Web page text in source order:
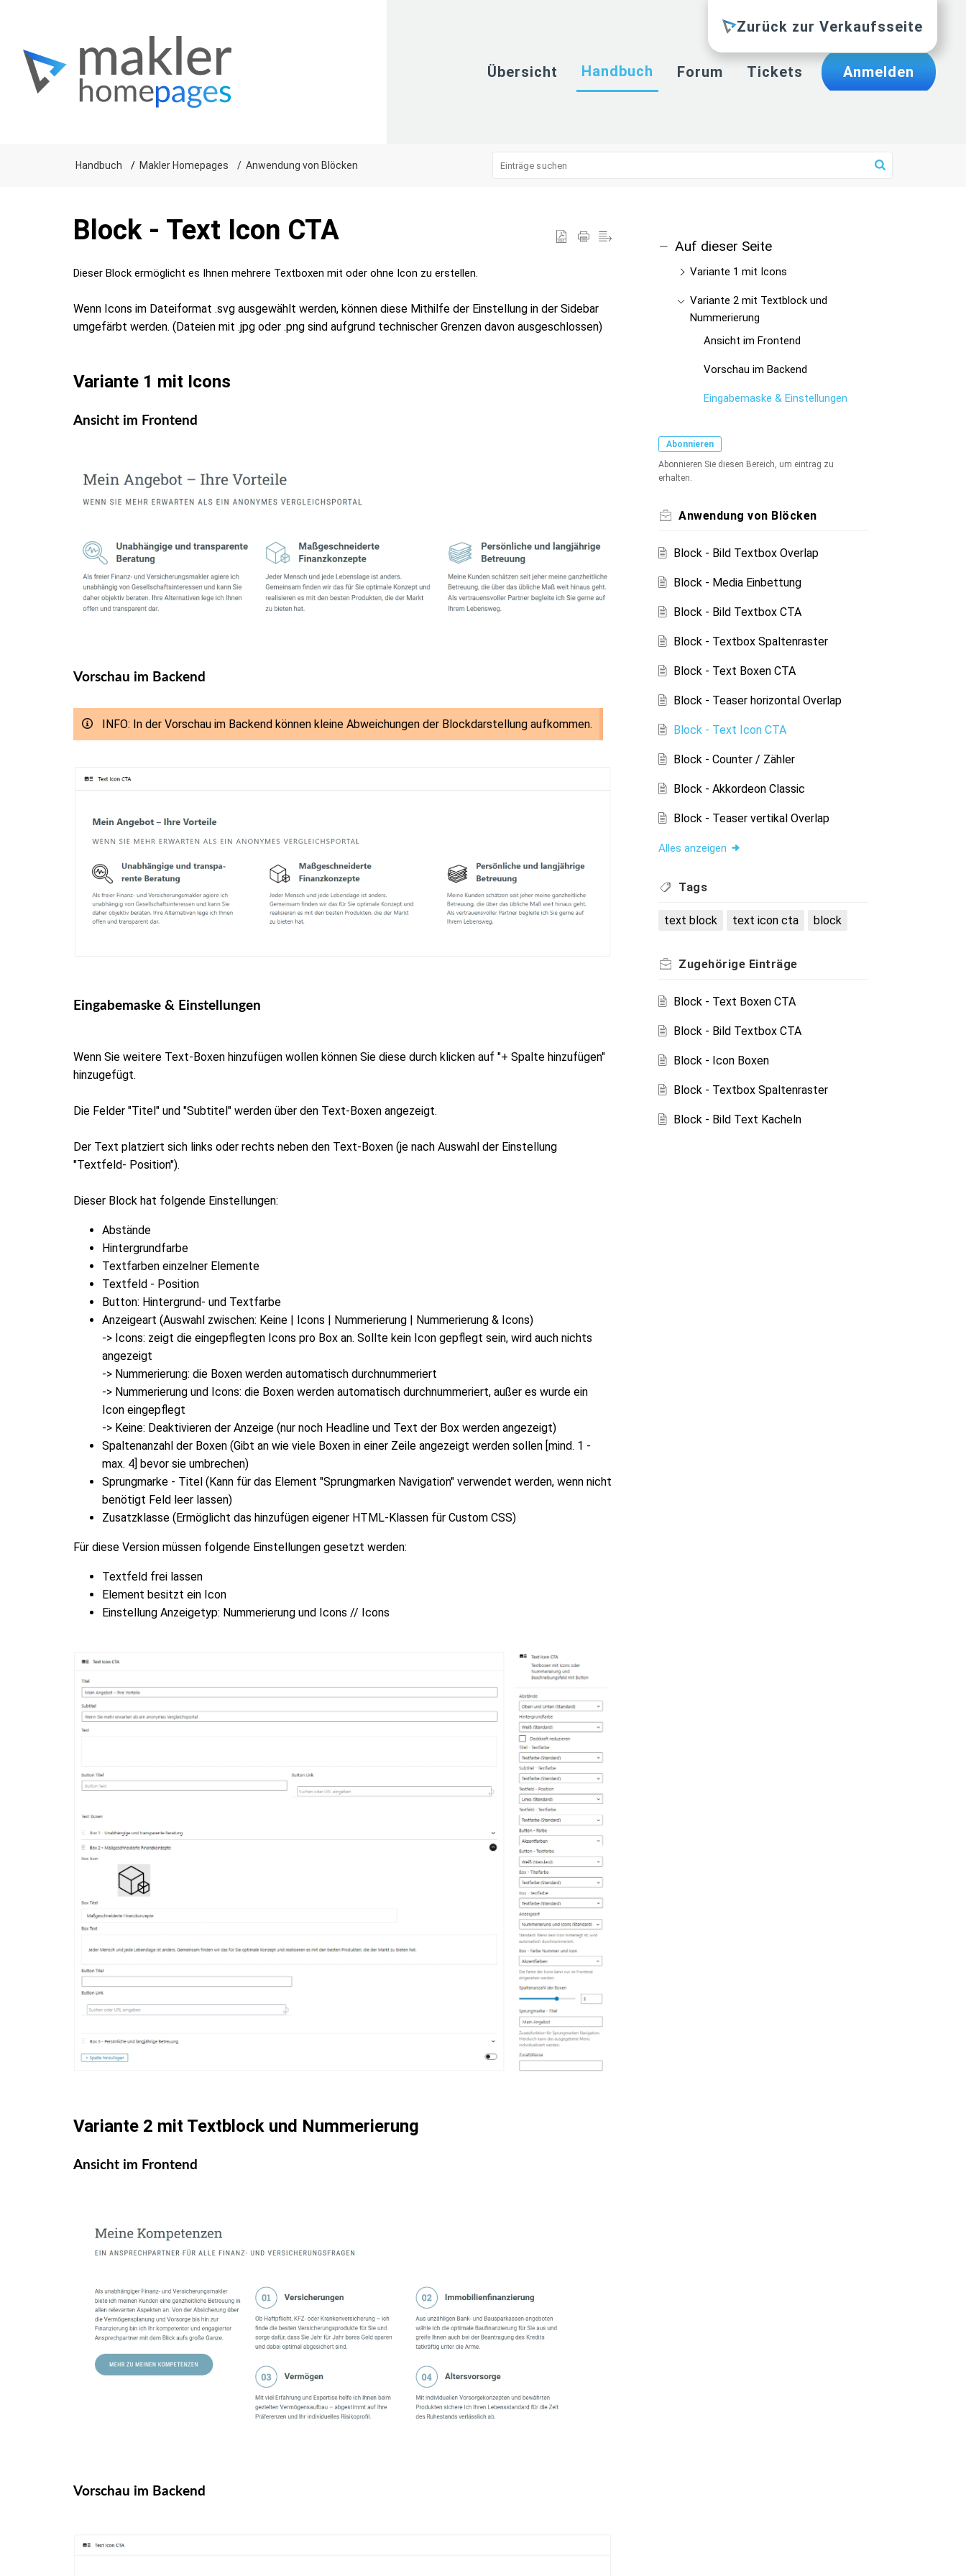
Übersicht Handbuch Forum Tickets Anmelden
Zurück zur Verkaufsseite
Handbuch Makler Homepages Anwendung von Blöcken
Block - Text Icon CTA
Dieser Block ermöglicht es Ihnen mehrere Textboxen mit oder ohne Icon zu erstellen.
Wenn Icons im Dateiformat .svg ausgewählt werden, können diese Mithilfe der Einstellung in der Sidebar
umgefärbt werden. (Dateien mit .jpg oder .png sind aufgrund technischer Grenzen davon ausgeschlossen)
Variante 1 mit Icons
Ansicht im Frontend
Vorschau im Backend
INFO: In der Vorschau im Backend können kleine Abweichungen der Blockdarstellung aufkommen.
Eingabemaske & Einstellungen
Wenn Sie weitere Text-Boxen hinzufügen wollen können Sie diese durch klicken auf "+ Spalte hinzufügen"
hinzugefügt.
Die Felder "Titel" und "Subtitel" werden über den Text-Boxen angezeigt.
Der Text platziert sich links oder rechts neben den Text-Boxen (je nach Auswahl der Einstellung
"Textfeld- Position").
Dieser Block hat folgende Einstellungen:
Abstände
Hintergrundfarbe
Textfarben einzelner Elemente
Textfeld - Position
Button: Hintergrund- und Textfarbe
Anzeigeart (Auswahl zwischen: Keine | Icons | Nummerierung | Nummerierung & Icons)
-> Icons: zeigt die eingepflegten Icons pro Box an. Sollte kein Icon gepflegt sein, wird auch nichts
angezeigt
-> Nummerierung: die Boxen werden automatisch durchnummeriert
-> Nummerierung und Icons: die Boxen werden automatisch durchnummeriert, außer es wurde ein
Icon eingepflegt
-> Keine: Deaktivieren der Anzeige (nur noch Headline und Text der Box werden angezeigt)
Spaltenanzahl der Boxen (Gibt an wie viele Boxen in einer Zeile angezeigt werden sollen [mind. 1 -
max. 4] bevor sie umbrechen)
Sprungmarke - Titel (Kann für das Element "Sprungmarken Navigation" verwendet werden, wenn nicht
benötigt Feld leer lassen)
Zusatzklasse (Ermöglicht das hinzufügen eigener HTML-Klassen für Custom CSS)
Für diese Version müssen folgende Einstellungen gesetzt werden:
Textfeld frei lassen
Element besitzt ein Icon
Einstellung Anzeigetyp: Nummerierung und Icons // Icons
Variante 2 mit Textblock und Nummerierung
Ansicht im Frontend
Vorschau im Backend
Auf dieser Seite
Variante 1 mit Icons
Variante 2 mit Textblock und
Nummerierung
Ansicht im Frontend
Vorschau im Backend
Eingabemaske & Einstellungen
Abonnieren
Abonnieren Sie diesen Bereich, um eintrag zu
erhalten.
Anwendung von Blöcken
Block - Bild Textbox Overlap
Block - Media Einbettung
Block - Bild Textbox CTA
Block - Textbox Spaltenraster
Block - Text Boxen CTA
Block - Teaser horizontal Overlap
Block - Text Icon CTA
Block - Counter / Zähler
Block - Akkordeon Classic
Block - Teaser vertikal Overlap
Alles anzeigen
Tags
text block text icon cta block
Zugehörige Einträge
Block - Text Boxen CTA
Block - Bild Textbox CTA
Block - Icon Boxen
Block - Textbox Spaltenraster
Block - Bild Text Kacheln